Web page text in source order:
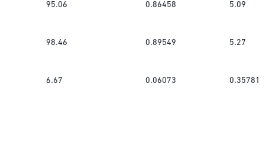
95.06 0.86458 5.09
98.46 0.89549 5.27
6.67 0.06073 0.35781